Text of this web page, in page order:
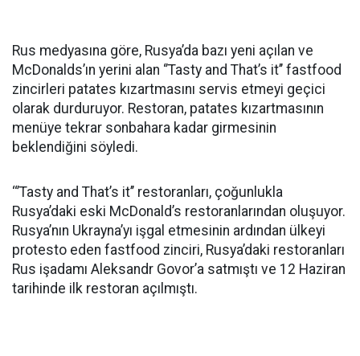
Rus medyasına göre, Rusya’da bazı yeni açılan ve
McDonalds’ın yerini alan ‘’Tasty and That’s it’’ fastfood
zincirleri patates kızartmasını servis etmeyi geçici
olarak durduruyor. Restoran, patates kızartmasının
menüye tekrar sonbahara kadar girmesinin
beklendiğini söyledi.
‘‘’Tasty and That’s it’’ restoranları, çoğunlukla
Rusya’daki eski McDonald’s restoranlarından oluşuyor.
Rusya’nın Ukrayna’yı işgal etmesinin ardından ülkeyi
protesto eden fastfood zinciri, Rusya’daki restoranları
Rus işadamı Aleksandr Govor’a satmıştı ve 12 Haziran
tarihinde ilk restoran açılmıştı.